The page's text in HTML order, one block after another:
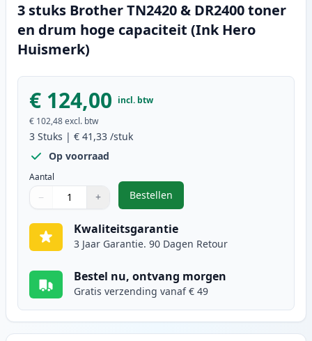
3 stuks Brother TN2420 & DR2400 toner
en drum hoge capaciteit (Ink Hero
Huismerk)
€ 124,00 incl. btw
€ 102,48excl. btw
3 Stuks | € 41,33 /stuk
Op voorraad
Aantal
Gebruik de knoppen om aan te passen
− +
1
Bestellen
,3 stuks Brother TN2420 &
Kwaliteitsgarantie
3 Jaar Garantie. 90 Dagen Retour
Bestel nu, ontvang morgen
Gratis verzending vanaf € 49